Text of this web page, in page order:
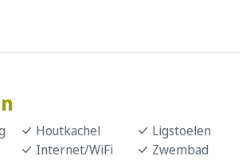
Houtkachel
Internet/WiFi
Ligstoelen
Zwembad